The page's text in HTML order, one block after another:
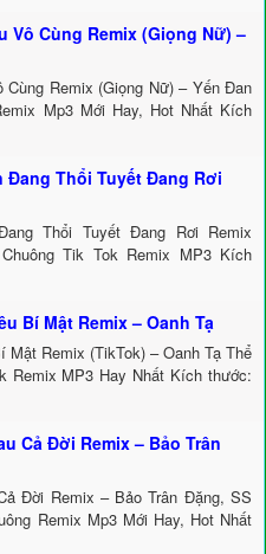
Vô Cùng Remix (Giọng Nữ) –
Cùng Remix (Giọng Nữ) – Yến Đan
Mp3 Mới Hay, Hot Nhất Kích
Đang Thổi Tuyết Đang Rơi
Thổi Tuyết Đang Rơi Remix
Tik Tok Remix MP3 Kích
Bí Mật Remix – Oanh Tạ
Mật Remix (TikTok) – Oanh Tạ Thể
Remix MP3 Hay Nhất Kích thước:
Cả Đời Remix – Bảo Trân
Đời Remix – Bảo Trân Đặng, SS
Remix Mp3 Mới Hay, Hot Nhất